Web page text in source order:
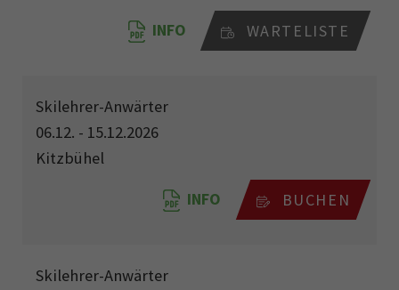
INFO WARTELISTE
Skilehrer-Anwärter
06.12. - 15.12.2026
Kitzbühel
INFO BUCHEN
Skilehrer-Anwärter